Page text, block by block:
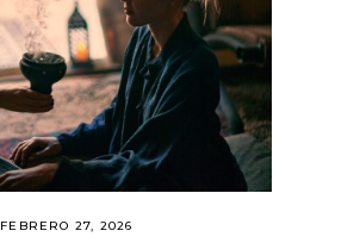
FEBRERO 27, 2026